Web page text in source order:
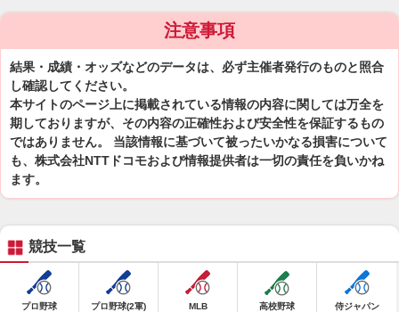
注意事項
結果・成績・オッズなどのデータは、必ず主催者発行のものと照合
し確認してください。
本サイトのページ上に掲載されている情報の内容に関しては万全を
期しておりますが、その内容の正確性および安全性を保証するもの
ではありません。 当該情報に基づいて被ったいかなる損害について
も、株式会社NTTドコモおよび情報提供者は一切の責任を負いかね
ます。
競技一覧
プロ野球 プロ野球(2軍) MLB 高校野球 侍ジャパン